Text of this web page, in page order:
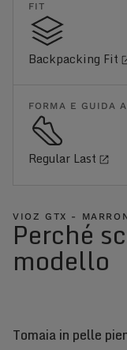
FIT
Backpacking Fit
FORMA E GUIDA
Regular Last
VIOZ GTX -
Perché
modello
Tomaia in pelle